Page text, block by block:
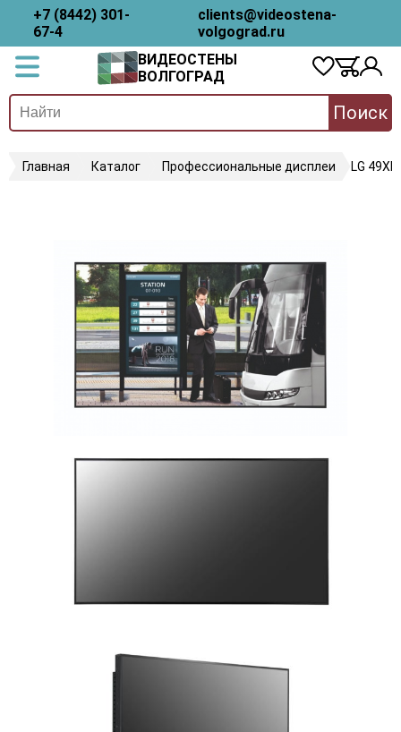
+7 (8442) 301-
67-4
clients@videostena-
volgograd.ru
ВИДЕОСТЕНЫ
ВОЛГОГРАД
Поиск
Главная Каталог Профессиональные дисплеи LG